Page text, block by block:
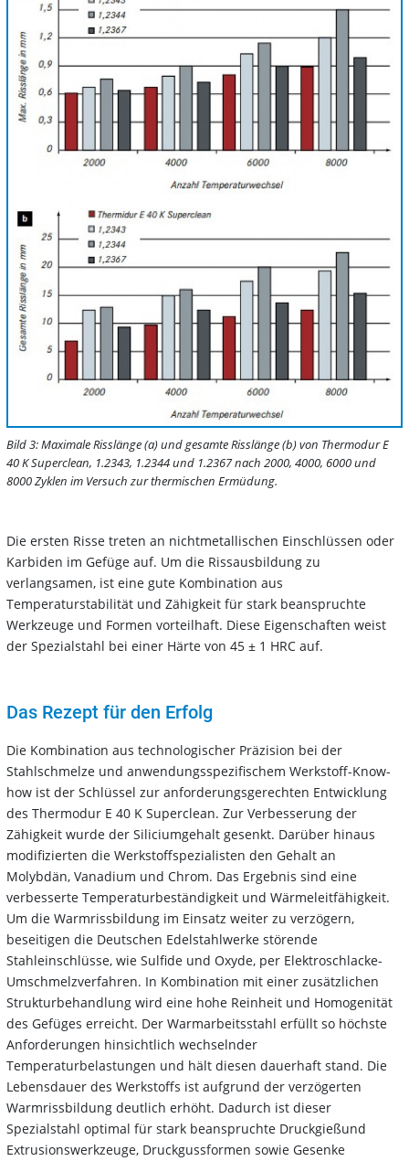
Bild 3: Maximale Risslänge (a) und gesamte Risslänge (b) von Thermodur E
40 K Superclean, 1.2343, 1.2344 und 1.2367 nach 2000, 4000, 6000 und
8000 Zyklen im Versuch zur thermischen Ermüdung.
Die ersten Risse treten an nichtmetallischen Einschlüssen oder
Karbiden im Gefüge auf. Um die Rissausbildung zu
verlangsamen, ist eine gute Kombination aus
Temperaturstabilität und Zähigkeit für stark beanspruchte
Werkzeuge und Formen vorteilhaft. Diese Eigenschaften weist
der Spezialstahl bei einer Härte von 45 ± 1 HRC auf.
Das Rezept für den Erfolg
Die Kombination aus technologischer Präzision bei der
Stahlschmelze und anwendungsspezifischem Werkstoff-Know-
how ist der Schlüssel zur anforderungsgerechten Entwicklung
des Thermodur E 40 K Superclean. Zur Verbesserung der
Zähigkeit wurde der Siliciumgehalt gesenkt. Darüber hinaus
modifizierten die Werkstoffspezialisten den Gehalt an
Molybdän, Vanadium und Chrom. Das Ergebnis sind eine
verbesserte Temperaturbeständigkeit und Wärmeleitfähigkeit.
Um die Warmrissbildung im Einsatz weiter zu verzögern,
beseitigen die Deutschen Edelstahlwerke störende
Stahleinschlüsse, wie Sulfide und Oxyde, per Elektroschlacke-
Umschmelzverfahren. In Kombination mit einer zusätzlichen
Strukturbehandlung wird eine hohe Reinheit und Homogenität
des Gefüges erreicht. Der Warmarbeitsstahl erfüllt so höchste
Anforderungen hinsichtlich wechselnder
Temperaturbelastungen und hält diesen dauerhaft stand. Die
Lebensdauer des Werkstoffs ist aufgrund der verzögerten
Warmrissbildung deutlich erhöht. Dadurch ist dieser
Spezialstahl optimal für stark beanspruchte Druckgießund
Extrusionswerkzeuge, Druckgussformen sowie Gesenke